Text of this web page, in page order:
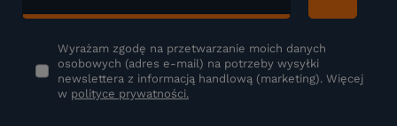
Wyrażam zgodę na przetwarzanie moich danych
osobowych (adres e-mail) na potrzeby wysyłki
newslettera z informacją handlową (marketing). Więcej
w polityce prywatności.